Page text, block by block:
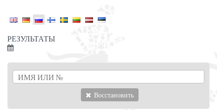
РЕЗУЛЬТАТЫ
Восстановить